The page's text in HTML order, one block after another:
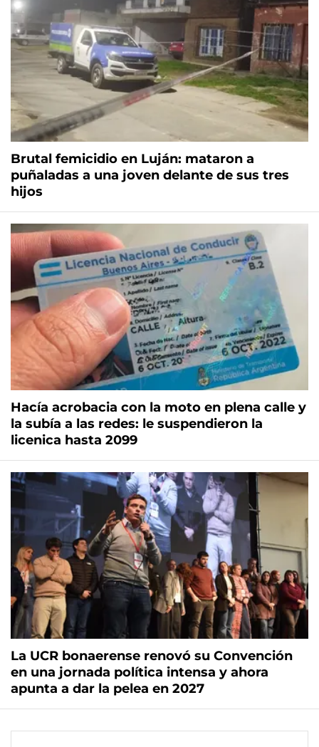
Brutal femicidio en Luján: mataron a
puñaladas a una joven delante de sus tres
hijos
Hacía acrobacia con la moto en plena calle y
la subía a las redes: le suspendieron la
licenica hasta 2099
La UCR bonaerense renovó su Convención
en una jornada política intensa y ahora
apunta a dar la pelea en 2027